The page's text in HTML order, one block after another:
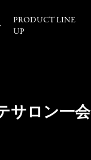
PRODUCT LINE
UP
サロン一